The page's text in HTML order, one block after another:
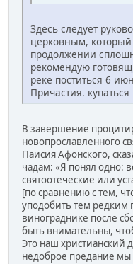
Здесь следует
церковным,
продолжении
рекомендую
реке поститься 6
Причастия.
В завершение
новопрославленного
Паисия Афонского,
чадам: «Я понял одно:
святоотеческие или
[по сравнению с тем,
уподобить тем редким
винограднике после
быть внимательны,
Это наш христианский
недоброе предание